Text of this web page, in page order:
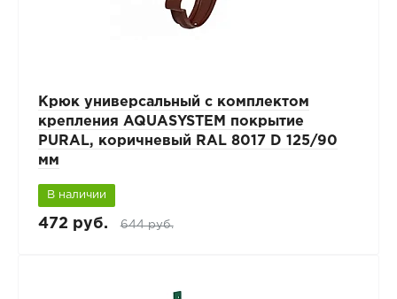
Крюк универсальный с комплектом
крепления AQUASYSTEM покрытие
PURAL, коричневый RAL 8017 D 125/90
мм
В наличии
472 руб. 644 руб.